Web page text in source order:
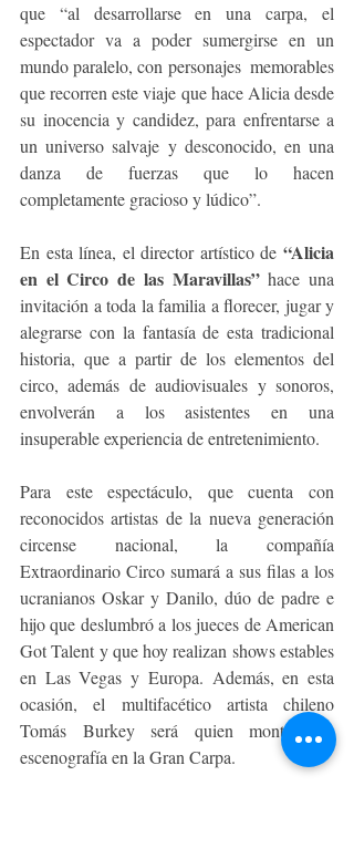
que “al desarrollarse en una carpa, el
espectador va a poder sumergirse en un
mundo paralelo, con personajes  memorables
que recorren este viaje que hace Alicia desde
su inocencia y candidez, para enfrentarse a
un universo salvaje y desconocido, en una
danza de fuerzas que lo hacen
completamente gracioso y lúdico”.
En esta línea, el director artístico de “Alicia
en el Circo de las Maravillas” hace una
invitación a toda la familia a florecer, jugar y
alegrarse con la fantasía de esta tradicional
historia, que a partir de los elementos del
circo, además de audiovisuales y sonoros,
envolverán a los asistentes en una
insuperable experiencia de entretenimiento.
Para este espectáculo, que cuenta con
reconocidos artistas de la nueva generación
circense nacional, la compañía
Extraordinario Circo sumará a sus filas a los
ucranianos Oskar y Danilo, dúo de padre e
hijo que deslumbró a los jueces de American
Got Talent y que hoy realizan shows estables
en Las Vegas y Europa. Además, en esta
ocasión, el multifacético artista chileno
Tomás Burkey será quien montará la
escenografía en la Gran Carpa.